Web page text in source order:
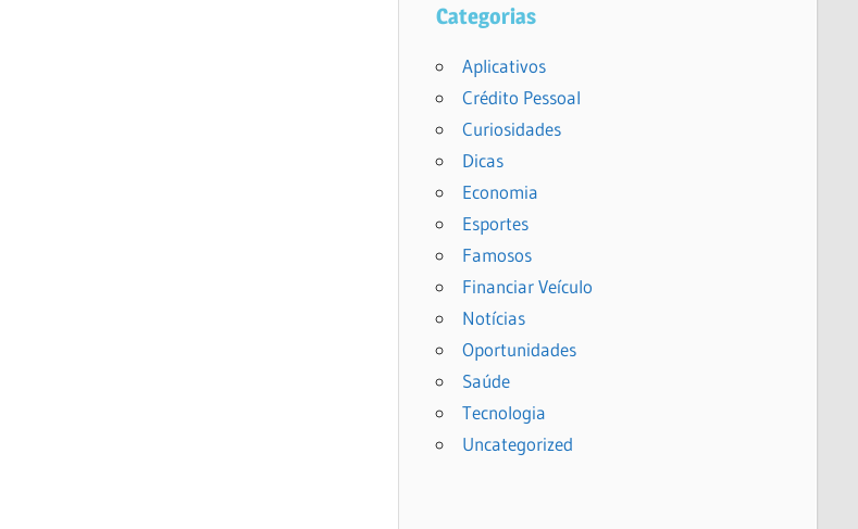
Categorias
Aplicativos
Crédito Pessoal
Curiosidades
Dicas
Economia
Esportes
Famosos
Financiar Veículo
Notícias
Oportunidades
Saúde
Tecnologia
Uncategorized